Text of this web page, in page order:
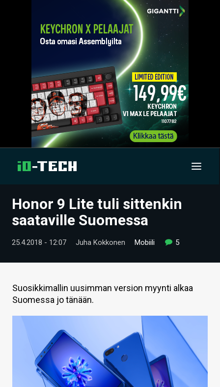
UUTISET
TIETOA
HINTA.FI
VAIHDA TEEMA
Honor 9 Lite tuli sittenkin
saataville Suomessa
25.4.2018 - 12:07 Juha Kokkonen Mobiili 5
Suosikkimallin uusimman version myynti alkaa
Suomessa jo tänään.